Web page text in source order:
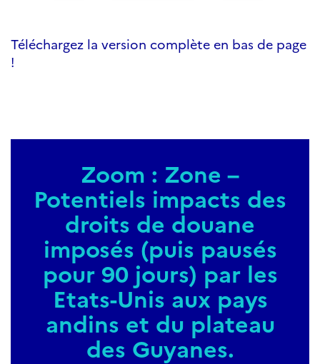
Téléchargez la version complète en bas de page
!
Zoom : Zone –
Potentiels impacts des
droits de douane
imposés (puis pausés
pour 90 jours) par les
Etats-Unis aux pays
andins et du plateau
des Guyanes.